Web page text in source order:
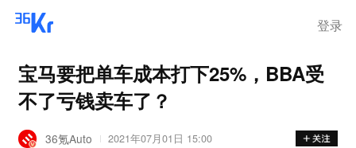
登录
宝马要把单车成本打下25%，BBA受
不了亏钱卖车了？
36氪Auto 2021年07月01日 15:00